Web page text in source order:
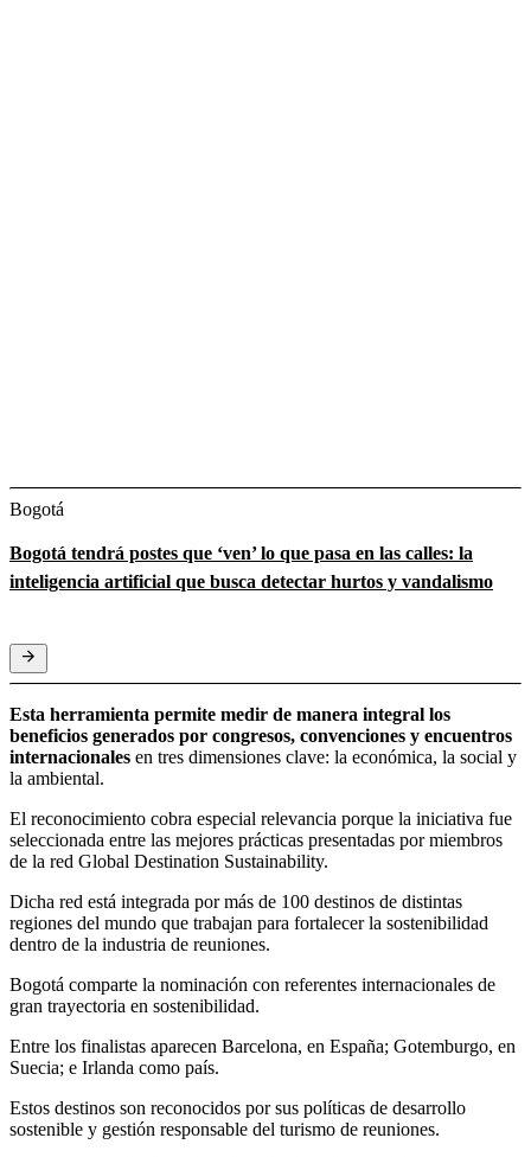
Bogotá
Bogotá tendrá postes que ‘ven’ lo que pasa en las calles: la
inteligencia artificial que busca detectar hurtos y vandalismo
Esta herramienta permite medir de manera integral los
beneficios generados por congresos, convenciones y encuentros
internacionales en tres dimensiones clave: la económica, la social y
la ambiental.
El reconocimiento cobra especial relevancia porque la iniciativa fue
seleccionada entre las mejores prácticas presentadas por miembros
de la red Global Destination Sustainability.
Dicha red está integrada por más de 100 destinos de distintas
regiones del mundo que trabajan para fortalecer la sostenibilidad
dentro de la industria de reuniones.
Bogotá comparte la nominación con referentes internacionales de
gran trayectoria en sostenibilidad.
Entre los finalistas aparecen Barcelona, en España; Gotemburgo, en
Suecia; e Irlanda como país.
Estos destinos son reconocidos por sus políticas de desarrollo
sostenible y gestión responsable del turismo de reuniones.